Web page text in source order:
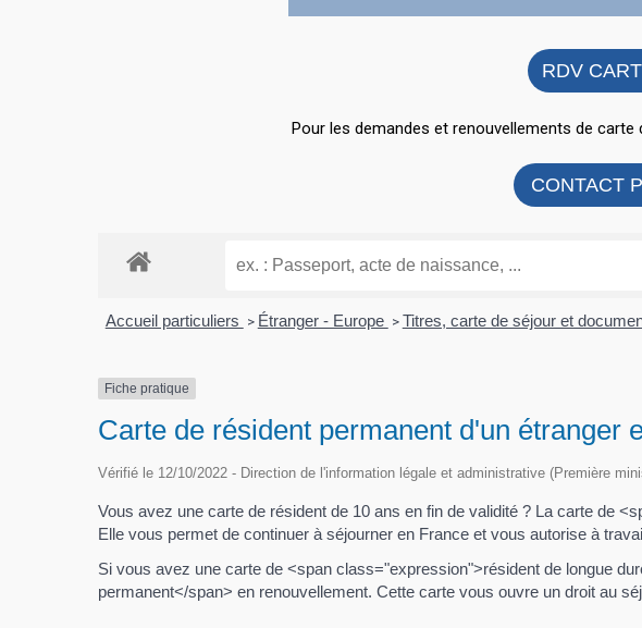
RDV
Pour les demandes et renouvellements de
CONTACT
Accueil particuliers > Étranger - Europe > Titres, carte de séjour et
Fiche pratique
Carte de résident permanent d'un étranger
Vérifié le 12/10/2022 - Direction de l'information légale et administrative (Première
Vous avez une carte de résident de 10 ans en fin de validité ? La carte de
Elle vous permet de continuer à séjourner en France et vous autorise à
Si vous avez une carte de <span class="expression">résident de longue
permanent</span> en renouvellement. Cette carte vous ouvre un droit au